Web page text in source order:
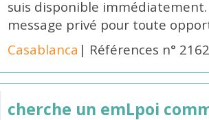
suis disponible
message privé pour toute
Casablanca | Références n°
cherche un emLpoi